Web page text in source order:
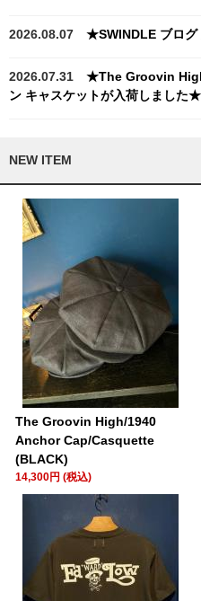
2026.08.07 ★SWINDLE ブロ
2026.07.31
★The Groovin
ン キャスケットが入荷しました★
NEW ITEM
The Groovin High/1940
Anchor Cap/Casquette
(BLACK)
14,300円 (税込)